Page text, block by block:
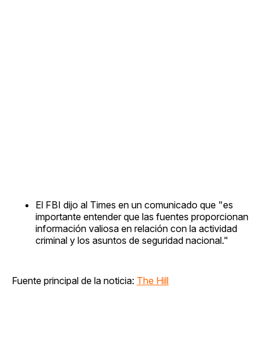
El FBI dijo al Times en un comunicado que "es
importante entender que las fuentes proporcionan
información valiosa en relación con la actividad
criminal y los asuntos de seguridad nacional."
Fuente principal de la noticia: The Hill